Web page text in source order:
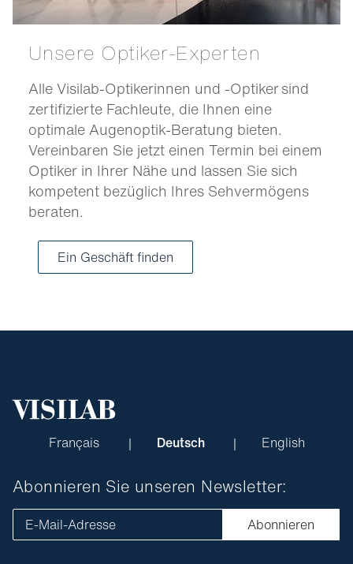
Unsere Optiker-Experten
Alle Visilab-Optikerinnen und -Optiker sind
zertifizierte Fachleute, die Ihnen eine
optimale Augenoptik-Beratung bieten.
Vereinbaren Sie jetzt einen Termin bei einem
Optiker in Ihrer Nähe und lassen Sie sich
kompetent bezüglich Ihres Sehvermögens
beraten.
Ein Geschäft finden
Français Deutsch English
Abonnieren Sie unseren Newsletter:
E-Mail-Adresse Abonnieren